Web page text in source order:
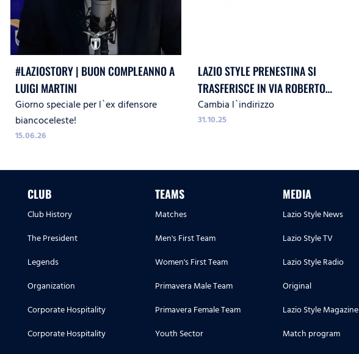
#LAZIOSTORY | BUON COMPLEANNO A
LUIGI MARTINI
Giorno speciale per l`ex difensore
biancoceleste!
15.06.26
LAZIO STYLE PRENESTINA SI
TRASFERISCE IN VIA ROBERTO
MALATESTA 105
Cambia l`indirizzo
31.10.25
CLUB
Club History
The President
Legends
Organization
Corporate Hospitality
Corporate Hospitality
TEAMS
Matches
Men's First Team
Women's First Team
Primavera Male Team
Primavera Female Team
Youth Sector
MEDIA
Lazio Style News
Lazio Style TV
Lazio Style Radio
Original
Lazio Style Magazine
Match program